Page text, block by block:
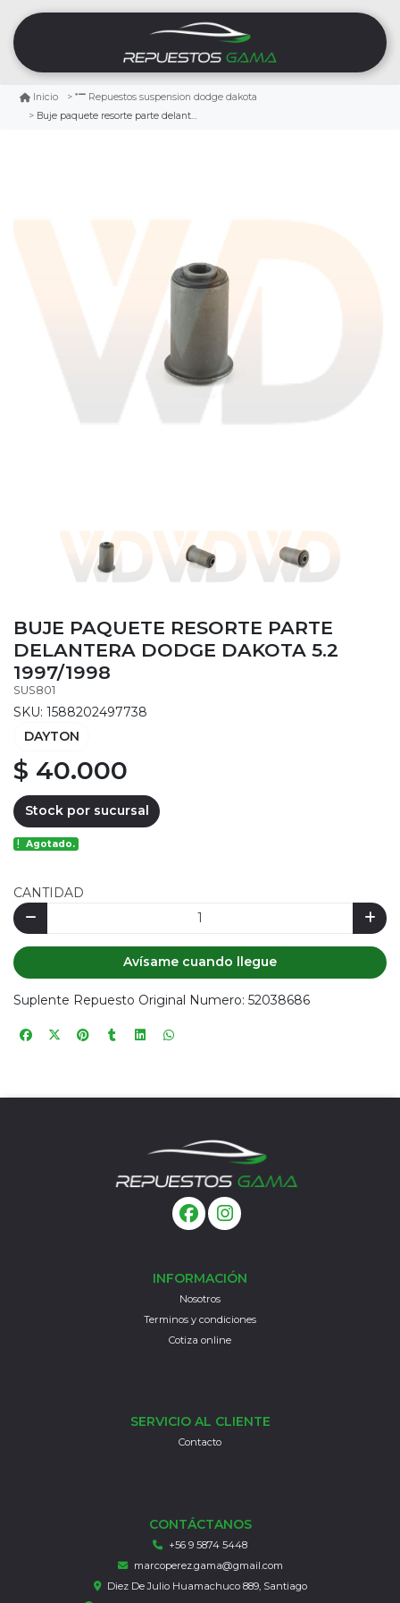
Inicio
Repuestos suspension dodge dakota
Buje paquete resorte parte delantera dodge dakota 5.2 1997/1998
BUJE PAQUETE RESORTE PARTE
DELANTERA DODGE DAKOTA 5.2
1997/1998
SUS801
SKU: 1588202497738
DAYTON
$ 40.000
Stock por sucursal
Agotado.
CANTIDAD
Avísame cuando llegue
Suplente Repuesto Original Numero: 52038686
INFORMACIÓN
Nosotros
Terminos y condiciones
Cotiza online
SERVICIO AL CLIENTE
Contacto
CONTÁCTANOS
+56 9 5874 5448
marcoperez.gama@gmail.com
Diez De Julio Huamachuco 889, Santiago